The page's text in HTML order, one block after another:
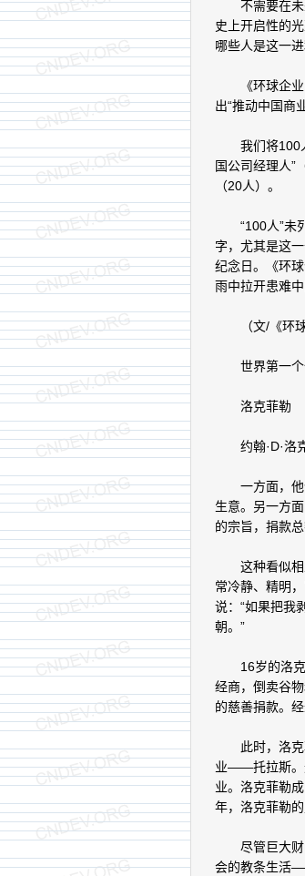
不需要在未
史上开启性的
哪些人是这一
《环球企业家
出“推动中国商
我们将100人
国公司经理人”
（20人）。
“100人”未列
字，尤其是这
纪念日。《环
雨中拉开患难
（文/《环球
世界第一个
洛克菲勒
约翰·D·洛克
一方面，他
生意。另一方
的宗旨，捐款
这种看似相
常冷静、精明
说：“如果把我
朝。”
16岁的洛克
经商，倒卖谷
的慈善捐款。
此时，洛克
业——托拉斯。
业。洛克菲勒
年，洛克菲勒
尽管巨大财
会的教条生活